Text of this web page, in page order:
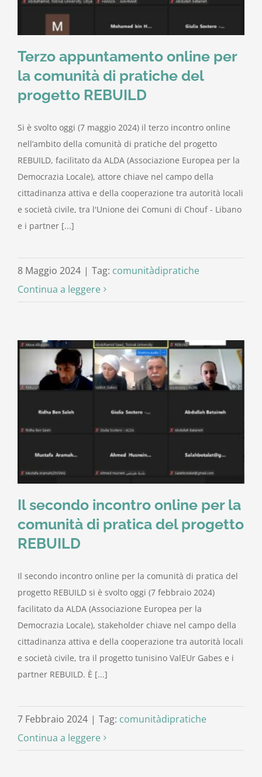
Terzo appuntamento online per
la comunità di pratiche del
progetto REBUILD
Si è svolto oggi (7 maggio 2024) il terzo incontro online
nell’ambito della comunità di pratiche del progetto
REBUILD, facilitato da ALDA (Associazione Europea per la
Democrazia Locale), attore chiave nel campo della
cittadinanza attiva e della cooperazione tra autorità locali
e società civile, tra l'Unione dei Comuni di Chouf - Libano
e i partner [...]
8 Maggio 2024 | Tag: comunitàdipratiche
Continua a leggere
Il secondo incontro online per la
comunità di pratica del progetto
REBUILD
Il secondo incontro online per la comunità di pratica del
progetto REBUILD si è svolto oggi (7 febbraio 2024)
facilitato da ALDA (Associazione Europea per la
Democrazia Locale), stakeholder chiave nel campo della
cittadinanza attiva e della cooperazione tra autorità locali
e società civile, tra il progetto tunisino ValEUr Gabes e i
partner REBUILD. È [...]
7 Febbraio 2024 | Tag: comunitàdipratiche
Continua a leggere